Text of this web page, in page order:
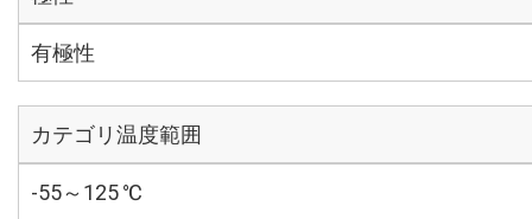
有極性
カテゴリ温度範囲
-55～125 ℃